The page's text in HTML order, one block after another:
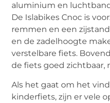
aluminium en
De Islabikes Cnoc is
remmen en een
en de zadelhoogte
verstelbare fiets.
de fiets goed zichtbaar,
Als het gaat om het
kinderfiets, zijn er vele